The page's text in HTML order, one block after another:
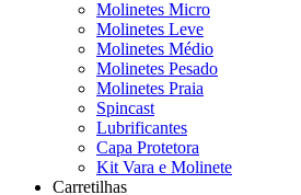
Molinetes Micro
Molinetes Leve
Molinetes Médio
Molinetes Pesado
Molinetes Praia
Spincast
Lubrificantes
Capa Protetora
Kit Vara e Molinete
Carretilhas